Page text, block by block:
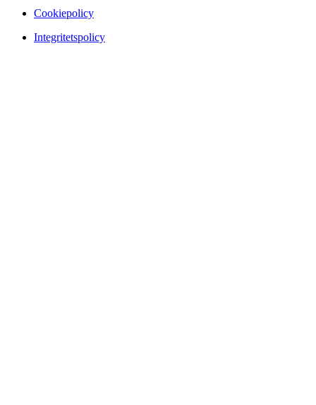
Cookiepolicy
Integritetspolicy